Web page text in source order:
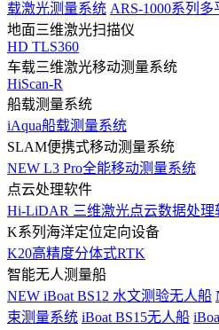
载激光测量系统 ARS-1000系列
地面三维激光扫描仪
HD TLS360
车载三维激光移动测量系统
HiScan-R
船载测量系统
iAqua船载测量系统
SLAM便携式移动测量系统
NEW L3 Pro全能移动测量系统
点云处理软件
Hi-LiDAR 三维激光点云数据处理
K系列海洋定位定向设备
K20高精度分体式RTK
智能无人测量船
NEW iBoat BS12 水文测验无人船
束测量系统 iBoat BS15无人船